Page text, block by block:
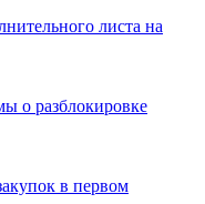
листа на
о разблокировке
в первом